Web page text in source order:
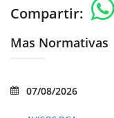
Compartir:
Mas Normativas
07/08/2026